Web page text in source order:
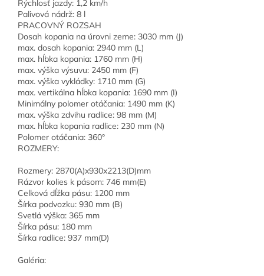
Rýchlosť jazdy: 1,2 km/h
Palivová nádrž: 8 l
PRACOVNÝ ROZSAH
Dosah kopania na úrovni zeme: 3030 mm (J)
max. dosah kopania: 2940 mm (L)
max. hĺbka kopania: 1760 mm (H)
max. výška výsuvu: 2450 mm (F)
max. výška vykládky: 1710 mm (G)
max. vertikálna hĺbka kopania: 1690 mm (I)
Minimálny polomer otáčania: 1490 mm (K)
max. výška zdvihu radlice: 98 mm (M)
max. hĺbka kopania radlice: 230 mm (N)
Polomer otáčania: 360°
ROZMERY:
Rozmery: 2870(A)x930x2213(D)mm
Rázvor kolies k pásom: 746 mm(E)
Celková dĺžka pásu: 1200 mm
Šírka podvozku: 930 mm (B)
Svetlá výška: 365 mm
Šírka pásu: 180 mm
Šírka radlice: 937 mm(D)
Galéria: